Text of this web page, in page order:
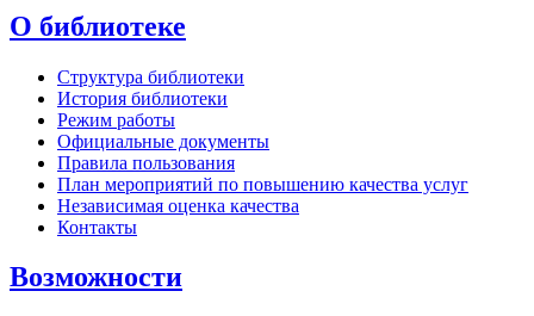
О библиотеке
Структура библиотеки
История библиотеки
Режим работы
Официальные документы
Правила пользования
План мероприятий по повышению качества услуг
Независимая оценка качества
Контакты
Возможности